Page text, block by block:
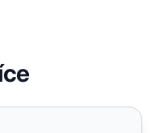
funguje pro AI